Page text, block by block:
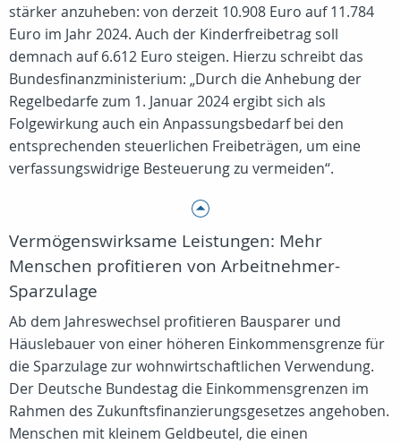
stärker anzuheben: von derzeit 10.908 Euro auf 11.784
Euro im Jahr 2024. Auch der Kinderfreibetrag soll
demnach auf 6.612 Euro steigen. Hierzu schreibt das
Bundesfinanzministerium: „Durch die Anhebung der
Regelbedarfe zum 1. Januar 2024 ergibt sich als
Folgewirkung auch ein Anpassungsbedarf bei den
entsprechenden steuerlichen Freibeträgen, um eine
verfassungswidrige Besteuerung zu vermeiden“.
Vermögenswirksame Leistungen: Mehr
Menschen profitieren von Arbeitnehmer-
Sparzulage
Ab dem Jahreswechsel profitieren Bausparer und
Häuslebauer von einer höheren Einkommensgrenze für
die Sparzulage zur wohnwirtschaftlichen Verwendung.
Der Deutsche Bundestag die Einkommensgrenzen im
Rahmen des Zukunftsfinanzierungsgesetzes angehoben.
Menschen mit kleinem Geldbeutel, die einen